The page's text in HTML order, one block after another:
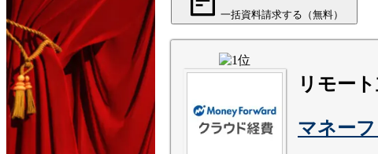
一括資料請求する（無料）
リモー
マネー